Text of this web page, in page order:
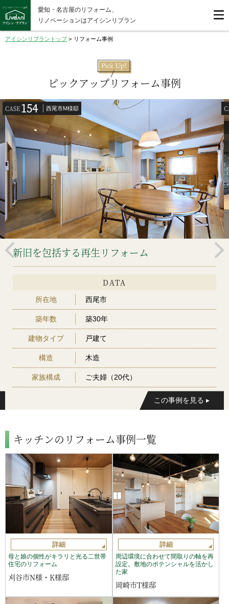
愛知・名古屋のリフォーム、
リノベーションはアイシンリブラン
アイシンリブラントップ> リフォーム事例
ピックアップリフォーム事例
CASE154 西尾市M様邸
新旧を包括する再生リフォーム
DATA
所在地 西尾市
築年数 築30年
建物タイプ 戸建て
構造 木造
家族構成 ご夫婦（20代）
キッチンのリフォーム事例一覧
詳細
母と娘の個性がキラリと光る二世帯
住宅のリフォーム
刈谷市N様・K様邸
詳細
周辺環境に合わせて間取りの軸を再
設定。敷地のポテンシャルを活かし
た家
岡崎市T様邸